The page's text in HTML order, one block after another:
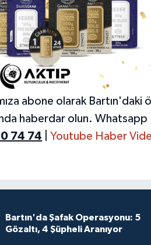
abone olarak Bartın'daki
haberdar olun. Whatsapp
74 74 Youtube Haber
Bartın'da Şafak Operasyonu: 5
Gözaltı, 4 Şüpheli Aranıyor